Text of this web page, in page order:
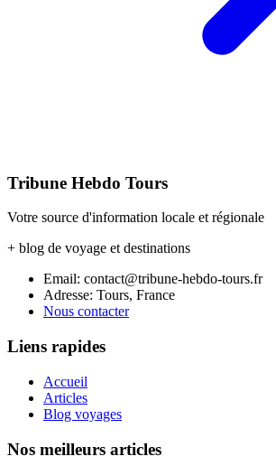
Tribune Hebdo Tours
Votre source d'information locale et régionale
+ blog de voyage et destinations
Email: contact@tribune-hebdo-tours.fr
Adresse: Tours, France
Nous contacter
Liens rapides
Accueil
Articles
Blog voyages
Nos meilleurs articles